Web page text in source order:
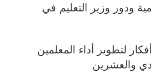
ودور وزير التعليم في
لتطوير أداء المعلمين
والعشرين